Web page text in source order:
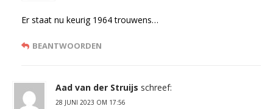
Er staat nu keurig 1964 trouwens…
BEANTWOORDEN
Aad van der Struijs schreef:
28 JUNI 2023 OM 17:56